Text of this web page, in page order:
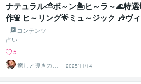
ナテュラル⛅ボ～ン🏝️ヒ～ラ～🌊特選
作⛲ ヒ～リング🌟ミュ～ジック 🎶ヴ
オ コンテンツ
占い
5
癒しと導きのリ
シ✨チャンネル
2025/11/14